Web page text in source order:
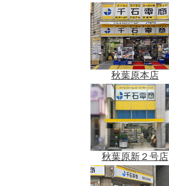
秋葉原本店
秋葉原新２号店